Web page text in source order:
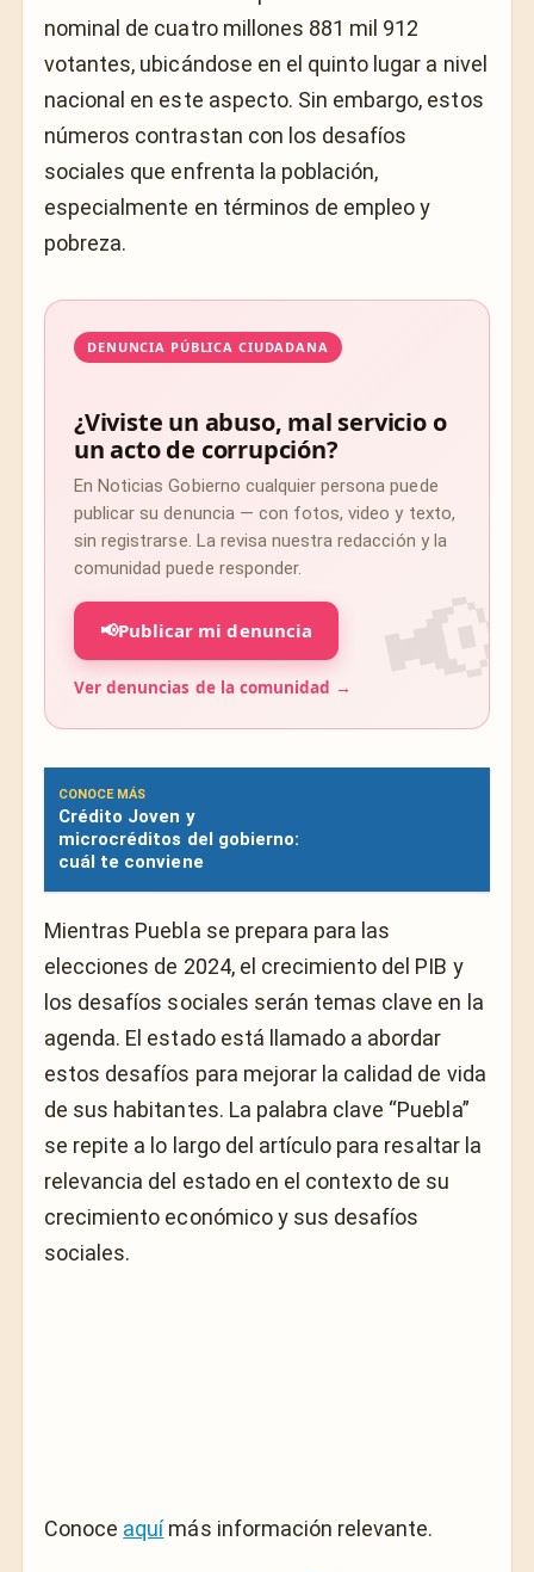
nominal de cuatro millones 881 mil 912
votantes, ubicándose en el quinto lugar a nivel
nacional en este aspecto. Sin embargo, estos
números contrastan con los desafíos
sociales que enfrenta la población,
especialmente en términos de empleo y
pobreza.
DENUNCIA PÚBLICA CIUDADANA
¿Viviste un abuso, mal servicio o
un acto de corrupción?
En Noticias Gobierno cualquier persona puede
publicar su denuncia — con fotos, video y texto,
sin registrarse. La revisa nuestra redacción y la
comunidad puede responder.
📢Publicar mi denuncia
Ver denuncias de la comunidad →
CONOCE MÁS
Crédito Joven y
microcréditos del gobierno:
cuál te conviene
Mientras Puebla se prepara para las
elecciones de 2024, el crecimiento del PIB y
los desafíos sociales serán temas clave en la
agenda. El estado está llamado a abordar
estos desafíos para mejorar la calidad de vida
de sus habitantes. La palabra clave “Puebla”
se repite a lo largo del artículo para resaltar la
relevancia del estado en el contexto de su
crecimiento económico y sus desafíos
sociales.
Conoce aquímás información relevante.